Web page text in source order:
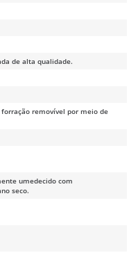
de alta qualidade.
removível por meio de
umedecido com
seco.